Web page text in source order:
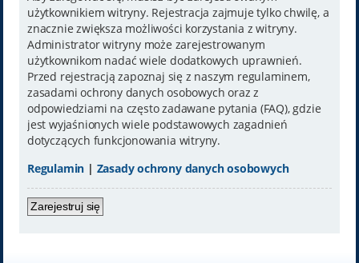
użytkownikiem witryny. Rejestracja zajmuje tylko chwilę, a
znacznie zwiększa możliwości korzystania z witryny.
Administrator witryny może zarejestrowanym
użytkownikom nadać wiele dodatkowych uprawnień.
Przed rejestracją zapoznaj się z naszym regulaminem,
zasadami ochrony danych osobowych oraz z
odpowiedziami na często zadawane pytania (FAQ), gdzie
jest wyjaśnionych wiele podstawowych zagadnień
dotyczących funkcjonowania witryny.
Regulamin | Zasady ochrony danych osobowych
Zarejestruj się